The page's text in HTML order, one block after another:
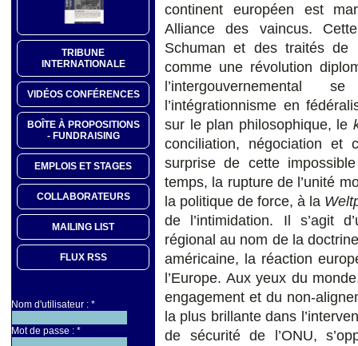
TRIBUNE
INTERNATIONALE
VIDÉOS CONFÉRENCES
BOÎTE À PROPOSITIONS
- FUNDRAISING
EMPLOIS ET STAGES
COLLABORATEURS
MAILING LIST
FLUX RSS
Nom d'utilisateur : *
Mot de passe : *
continent européen est
Alliance des vaincus.
Schuman et des traités
comme une révolution
l’intergouvernemental
l’intégrationnisme en
sur le plan philosophique, le
conciliation, négociation
surprise de cette
temps, la rupture de l’unité
la politique de force, à la
de l’intimidation. Il s’agit
régional au nom de la
américaine, la réaction
l’Europe. Aux yeux du
engagement et du non-
la plus brillante dans
de sécurité de l’ONU,